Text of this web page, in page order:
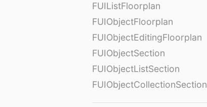
FUIListFloorplan
FUIObjectFloorplan
FUIObjectEditingFloorplan
FUIObjectSection
FUIObjectListSection
FUIObjectCollectionSection